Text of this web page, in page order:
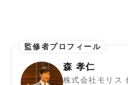
森 孝仁
株式会社モリス